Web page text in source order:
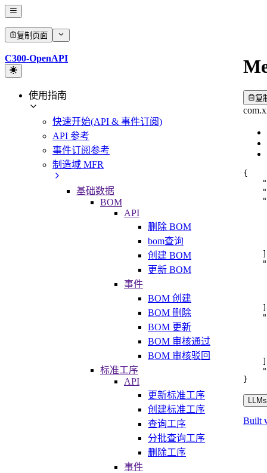
复制页面
C300-OpenAPI
使用指南
快速开始(API & 事件订阅)
API 参考
事件订阅参考
制造域 MFR
基础数据
BOM
API
删除 BOM
bom查询
创建 BOM
更新 BOM
事件
BOM 创建
BOM 删除
BOM 更新
BOM 审核通过
BOM 审核驳回
标准工序
API
更新标准工序
创建标准工序
查询工序
分批查询工序
删除工序
事件
复
{
}
Built